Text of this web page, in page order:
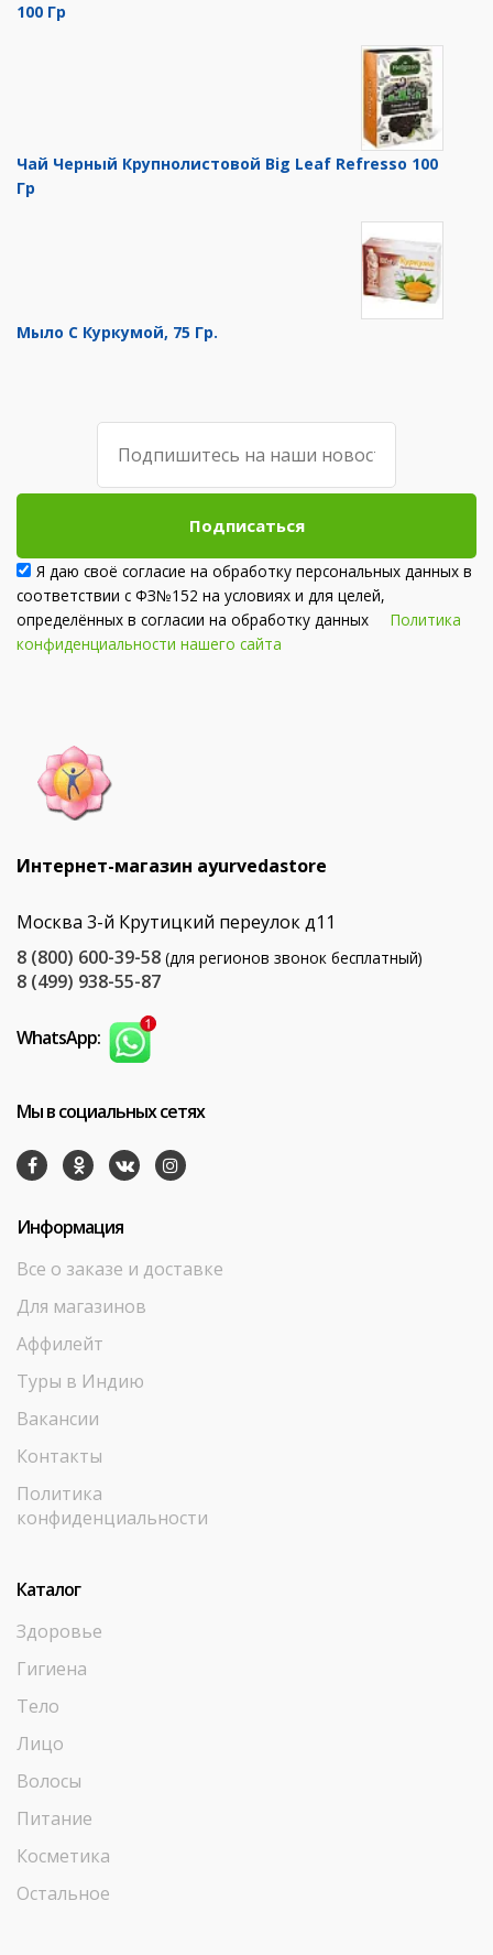
100 Гр
Чай Черный Крупнолистовой Big Leaf Refresso 100
Гр
Мыло С Куркумой, 75 Гр.
Подписаться
Я даю своё согласие на обработку персональных данных в
соответствии с ФЗ№152 на условиях и для целей,
определённых в согласии на обработку данных Политика
конфиденциальности нашего сайта
Интернет-магазин ayurvedastore
Москва 3-й Крутицкий переулок д11
8 (800) 600-39-58 (для регионов звонок бесплатный)
8 (499) 938-55-87
WhatsApp:
Мы в социальных сетях
Информация
Все о заказе и доставке
Для магазинов
Аффилейт
Туры в Индию
Вакансии
Контакты
Политика
конфиденциальности
Каталог
Здоровье
Гигиена
Тело
Лицо
Волосы
Питание
Косметика
Остальное